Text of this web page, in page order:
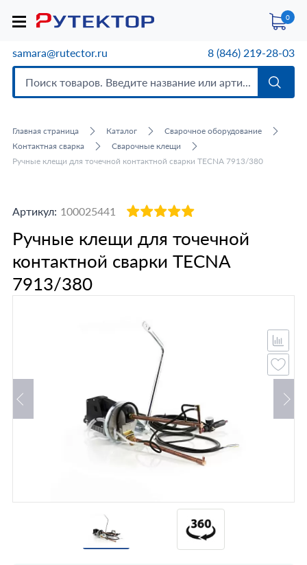
0
samara@rutector.ru 8 (846) 219-28-03
Главная страница Каталог
Сварочное оборудование
Контактная сварка
Сварочные клещи
Ручные клещи для точечной контактной сварки TECNA 7913/380
Артикул: 100025441
Ручные клещи для точечной
контактной сварки TECNA
7913/380